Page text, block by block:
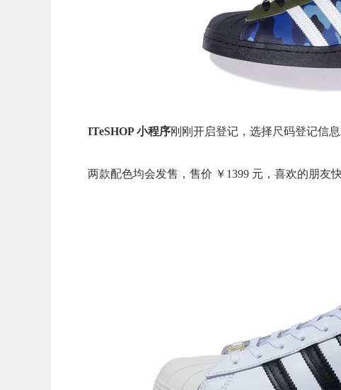
ITeSHOP 小程序刚刚开启登记，选择尺码登记信
两款配色均会发售，售价 ￥1399 元，喜欢的朋友